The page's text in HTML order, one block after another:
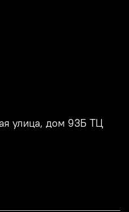
улица, дом 93Б ТЦ